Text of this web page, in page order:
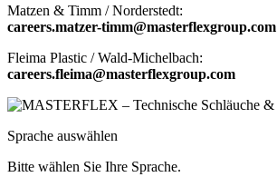
Matzen & Timm / Norderstedt:
careers.matzer-timm@masterflexgroup.com
Fleima Plastic / Wald-Michelbach:
careers.fleima@masterflexgroup.com
Sprache auswählen
Bitte wählen Sie Ihre Sprache.